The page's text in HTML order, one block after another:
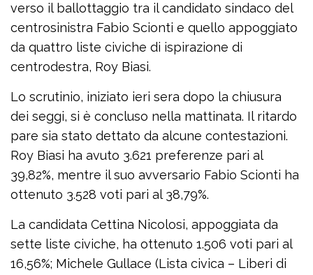
verso il ballottaggio tra il candidato sindaco del
centrosinistra Fabio Scionti e quello appoggiato
da quattro liste civiche di ispirazione di
centrodestra, Roy Biasi.
Lo scrutinio, iniziato ieri sera dopo la chiusura
dei seggi, si è concluso nella mattinata. Il ritardo
pare sia stato dettato da alcune contestazioni.
Roy Biasi ha avuto 3.621 preferenze pari al
39,82%, mentre il suo avversario Fabio Scionti ha
ottenuto 3.528 voti pari al 38,79%.
La candidata Cettina Nicolosi, appoggiata da
sette liste civiche, ha ottenuto 1.506 voti pari al
16,56%; Michele Gullace (Lista civica – Liberi di